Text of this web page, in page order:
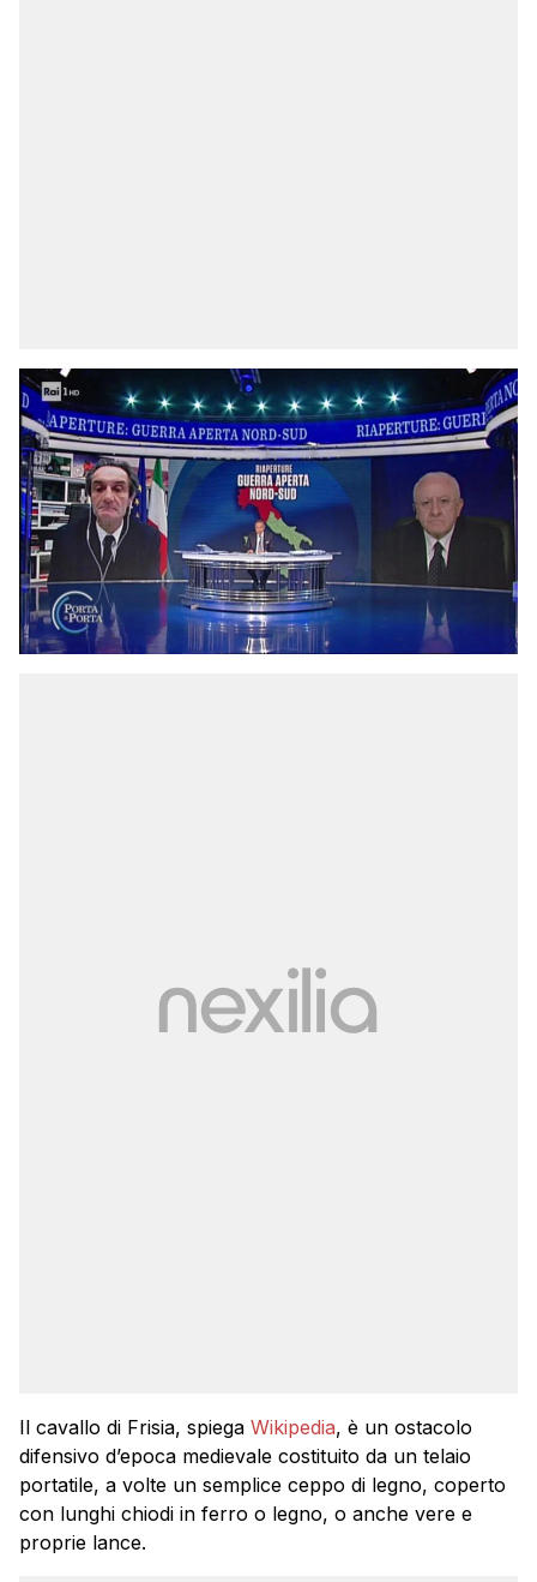
Il cavallo di Frisia, spiega Wikipedia, è un ostacolo
difensivo d’epoca medievale costituito da un telaio
portatile, a volte un semplice ceppo di legno, coperto
con lunghi chiodi in ferro o legno, o anche vere e
proprie lance.